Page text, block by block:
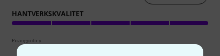
HANTVERKSKVALITET
Poängpolicy